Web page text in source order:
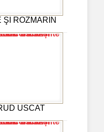
ŞI ROZMARIN
USCAT